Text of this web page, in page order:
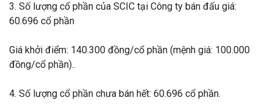
3. Số lượng cổ phần của SCIC tại Công ty bán đấu giá:
60.696 cổ phần
Giá khởi điểm: 140.300 đồng/cổ phần (mệnh giá: 100.000
đồng/cổ phần)..
4. Số lượng cổ phần chưa bán hết: 60.696 cổ phần.